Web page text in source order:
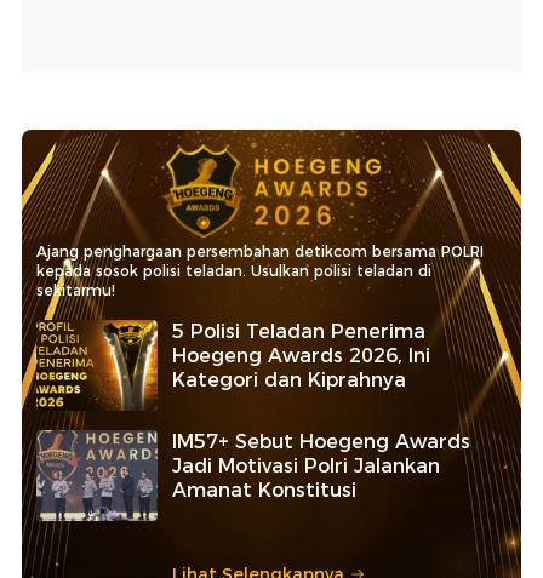
Ajang penghargaan persembahan detikcom bersama POLRI
kepada sosok polisi teladan. Usulkan polisi teladan di
sekitarmu!
5 Polisi Teladan Penerima
Hoegeng Awards 2026, Ini
Kategori dan Kiprahnya
IM57+ Sebut Hoegeng Awards
Jadi Motivasi Polri Jalankan
Amanat Konstitusi